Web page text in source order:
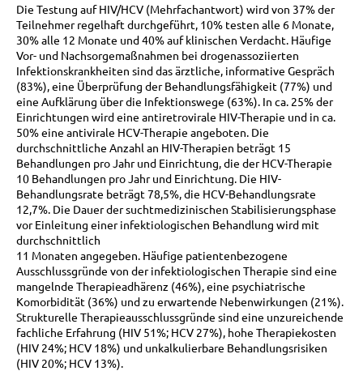
Die Testung auf HIV/HCV (Mehrfachantwort) wird von 37% der
Teilnehmer regelhaft durchgeführt, 10% testen alle 6 Monate,
30% alle 12 Monate und 40% auf klinischen Verdacht. Häufige
Vor- und Nachsorgemaßnahmen bei drogenassoziierten
Infektionskrankheiten sind das ärztliche, informative Gespräch
(83%), eine Überprüfung der Behandlungsfähigkeit (77%) und
eine Aufklärung über die Infektionswege (63%). In ca. 25% der
Einrichtungen wird eine antiretrovirale HIV-Therapie und in ca.
50% eine antivirale HCV-Therapie angeboten. Die
durchschnittliche Anzahl an HIV-Therapien beträgt 15
Behandlungen pro Jahr und Einrichtung, die der HCV-Therapie
10 Behandlungen pro Jahr und Einrichtung. Die HIV-
Behandlungsrate beträgt 78,5%, die HCV-Behandlungsrate
12,7%. Die Dauer der suchtmedizinischen Stabilisierungsphase
vor Einleitung einer infektiologischen Behandlung wird mit
durchschnittlich
11 Monaten angegeben. Häufige patientenbezogene
Ausschlussgründe von der infektiologischen Therapie sind eine
mangelnde Therapieadhärenz (46%), eine psychiatrische
Komorbidität (36%) und zu erwartende Nebenwirkungen (21%).
Strukturelle Therapieausschlussgründe sind eine unzureichende
fachliche Erfahrung (HIV 51%; HCV 27%), hohe Therapiekosten
(HIV 24%; HCV 18%) und unkalkulierbare Behandlungsrisiken
(HIV 20%; HCV 13%).